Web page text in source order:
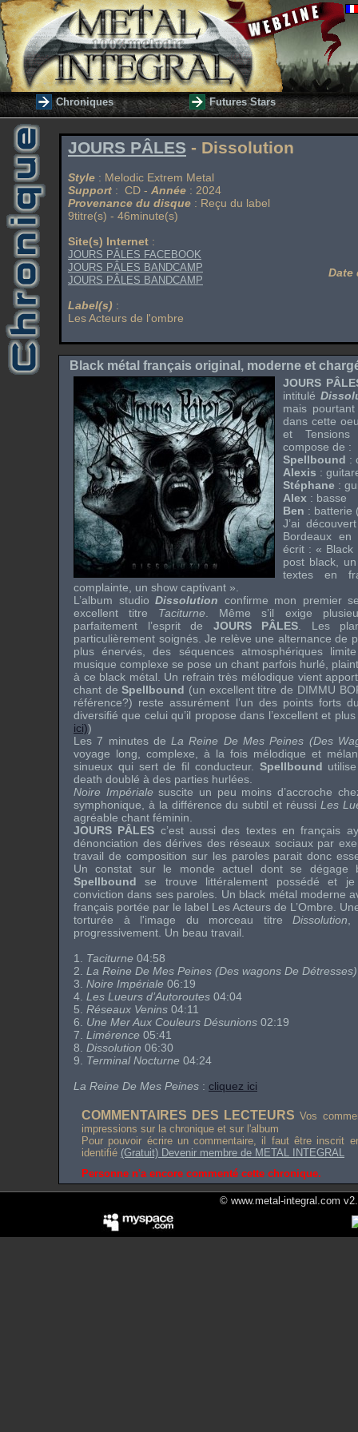
Chroniques Futures Stars
JOURS PÂLES - Dissolution
Style : Melodic Extrem Metal
Support : CD - Année : 2024
Provenance du disque : Reçu du label
9titre(s) - 46minute(s)
Site(s) Internet :
JOURS PÂLES FACEBOOK
JOURS PÂLES BANDCAMP
JOURS PÂLES BANDCAMP
Label(s) :
Les Acteurs de l'ombre
Date
Black métal français original, moderne et
JOURS
intitulé
mais
dans cette
et
compose de :
Spellbound :
Alexis :
Stéphane :
Alex : basse
Ben : batterie
J’ai
Bordeaux en
écrit : « Black
post black,
textes en
complainte, un show captivant ».
L’album studio Dissolution confirme mon premier
excellent titre Taciturne . Même s’il exige
parfaitement l’esprit de JOURS PÂLES . Les
particulièrement soignés. Je relève une alternance de
plus énervés, des séquences atmosphériques
musique complexe se pose un chant parfois hurlé,
à ce black métal. Un refrain très mélodique vient
chant deSpellbound (un excellent titre de DIMMU
référence?) reste assurément l’un des points forts
diversifié que celui qu’il propose dans l’excellent et
ici))
Les 7 minutes deLa Reine De Mes Peines (Des
voyage long, complexe, à la fois mélodique et
sinueux qui sert de fil conducteur. Spellbound
death doublé à des parties hurlées.
Noire Impériale suscite un peu moins d’accroche
symphonique, à la différence du subtil et réussi Les
agréable chant féminin.
JOURS PÂLES c’est aussi des textes en français
dénonciation des dérives des réseaux sociaux par
travail de composition sur les paroles parait donc
Un constat sur le monde actuel dont se dégage
Spellbound se trouve littéralement possédé et
conviction dans ses paroles. Un black métal moderne
français portée par le label Les Acteurs de L’Ombre .
torturée à l'image du morceau titre Dissolution
progressivement. Un beau travail.
1. Taciturne 04:58
2. La Reine De Mes Peines (Des wagons De Détresses)
3. Noire Impériale 06:19
4. Les Lueurs d’Autoroutes 04:04
5. Réseaux Venins 04:11
6. Une Mer Aux Couleurs Désunions 02:19
7. Limérence 05:41
8. Dissolution 06:30
9. Terminal Nocturne 04:24
La Reine De Mes Peines : cliquez ici
COMMENTAIRES DES LECTEURS Vos
impressions sur la chronique et sur l'album
Pour pouvoir écrire un commentaire, il faut être inscrit
identifié (Gratuit) Devenir membre de METAL INTEGRAL
Personne n'a encore commenté cette chronique.
© www.metal-integral.com